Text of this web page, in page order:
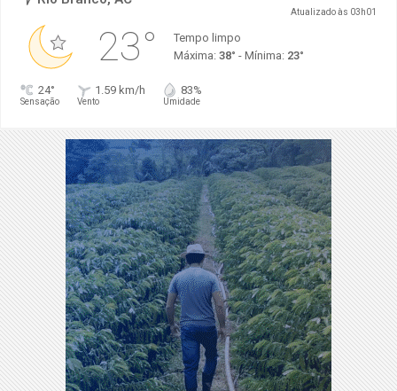
Atualizado às 03h01
23°
Tempo limpo
Máxima: 38° - Mínima: 23°
24°
Sensação
1.59 km/h
Vento
83%
Umidade